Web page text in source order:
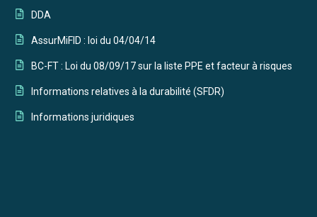
DDA
AssurMiFID : loi du 04/04/14
BC-FT : Loi du 08/09/17 sur la liste PPE et facteur à risques
Informations relatives à la durabilité (SFDR)
Informations juridiques